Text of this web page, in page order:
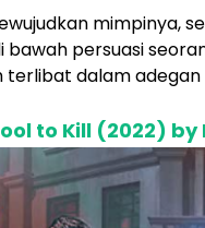
mimpinya,
bawah persuasi
terlibat dalam adegan
to Kill (2022)